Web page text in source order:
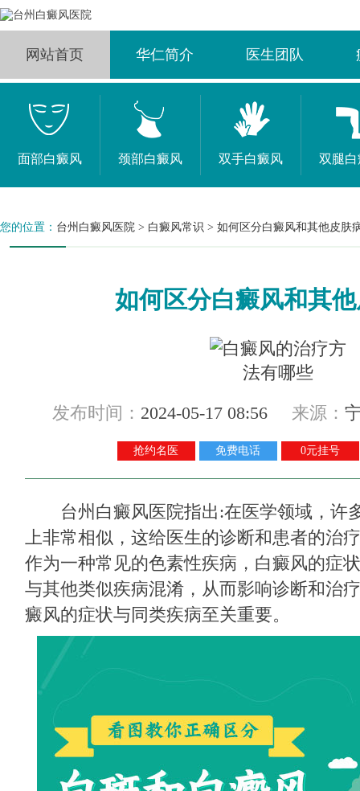
网站首页 华仁简介 医生团队
面部白癜风 颈部白癜风 双手白癜风 双腿
您的位置： 台州白癜风医院 > 白癜风常识 > 如何区分白癜风和其他皮肤
如何区分白癜风和其
发布时间： 2024-05-17 08:56 来源：
抢约名医 免费电话 0元挂号
台州白癜风医院指出:在医学领域，许
上非常相似，这给医生的诊断和患者的治
作为一种常见的色素性疾病，白癜风的症
与其他类似疾病混淆，从而影响诊断和治
癜风的症状与同类疾病至关重要。